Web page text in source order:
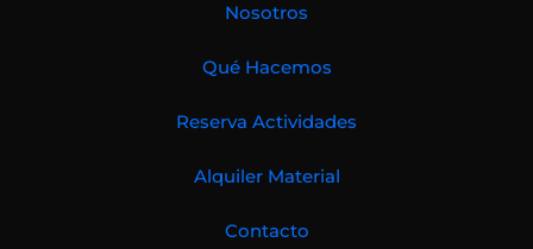
Nosotros
Qué Hacemos
Reserva Actividades
Alquiler Material
Contacto